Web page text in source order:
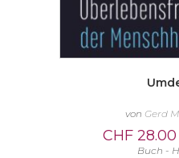
von Gerd
CHF28.00
Buch -